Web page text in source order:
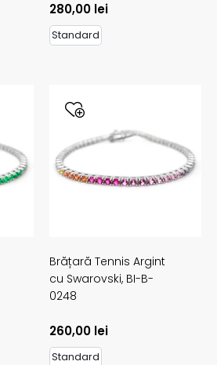
280,00 lei
Standard
Brățară Tennis Argint
cu Swarovski, BI-B-
0248
260,00 lei
Standard